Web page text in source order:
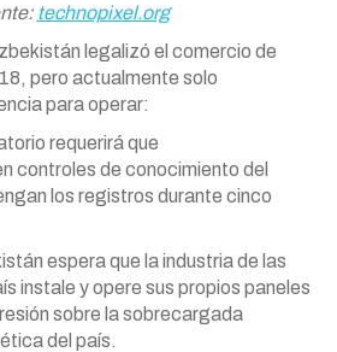
technopixel.org
legalizó el comercio de
pero actualmente solo
para operar:
requerirá que
controles de conocimiento del
los registros durante cinco
espera que la industria de las
instale y opere sus propios paneles
sobre la sobrecargada
del país.